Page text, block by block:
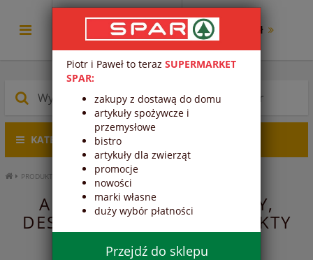
0.00 zł
KATEGORIE PRODUKTÓW
PRODUKTY ŚWIEŻE NABIAŁ JOGURTY, KEFIRY, DESERY
ALPRO - JOGURTY, KEFIRY,
DESERY - NABIAŁ - PRODUKTY
ŚWIEŻE
Piotr i Paweł to teraz SUPERMARKET
SPAR:
zakupy z dostawą do domu
artykuły spożywcze i
przemysłowe
bistro
artykuły dla zwierząt
promocje
nowości
marki własne
duży wybór płatności
Przejdź do sklepu